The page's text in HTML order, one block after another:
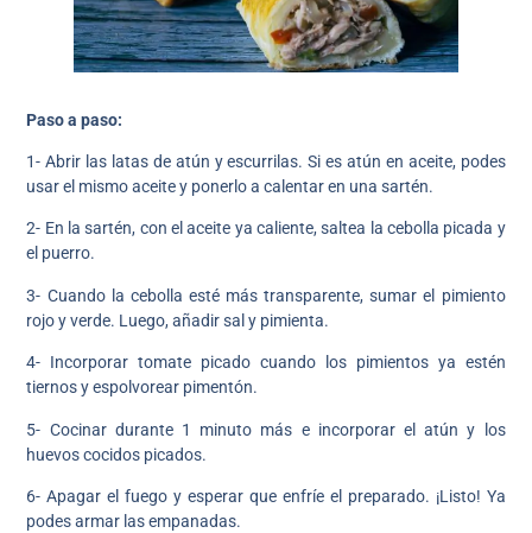
Paso a paso:
1- Abrir las latas de atún y escurrilas. Si es atún en aceite, podes
usar el mismo aceite y ponerlo a calentar en una sartén.
2- En la sartén, con el aceite ya caliente, saltea la cebolla picada y
el puerro.
3- Cuando la cebolla esté más transparente, sumar el pimiento
rojo y verde. Luego, añadir sal y pimienta.
4- Incorporar tomate picado cuando los pimientos ya estén
tiernos y espolvorear pimentón.
5- Cocinar durante 1 minuto más e incorporar el atún y los
huevos cocidos picados.
6- Apagar el fuego y esperar que enfríe el preparado. ¡Listo! Ya
podes armar las empanadas.